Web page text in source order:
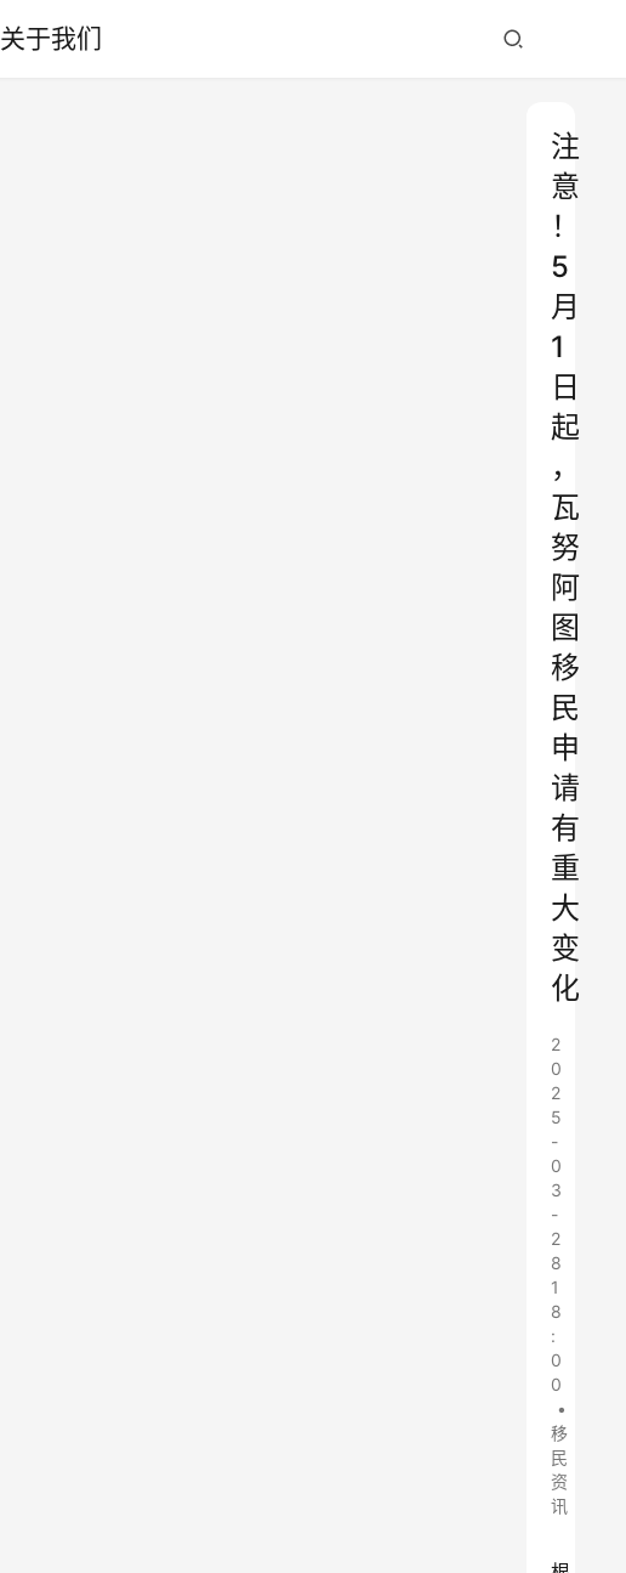
关于我们
注
意
！
5
月
1
日
起
，
瓦
努
阿
图
移
民
申
请
有
重
大
变
化
2
0
2
5
-
0
3
-
2
8
1
8
:
0
0
•
移
民
资
讯